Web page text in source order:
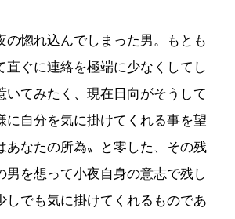
惚れ込んでしまった男。もとも
直ぐに連絡を極端に少なくしてし
いてみたく、現在日向がそうして
に自分を気に掛けてくれる事を望
あなたの所為〟と零した、その残
男を想って小夜自身の意志で残し
しでも気に掛けてくれるものであ